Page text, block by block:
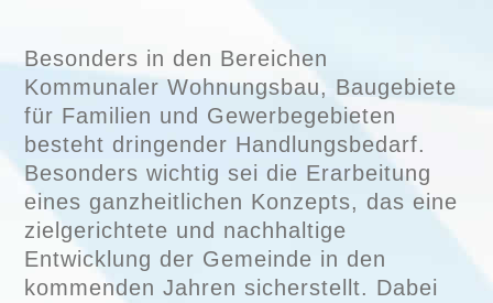
Besonders in den Bereichen
Kommunaler Wohnungsbau, Baugebiete
für Familien und Gewerbegebieten
besteht dringender Handlungsbedarf.
Besonders wichtig sei die Erarbeitung
eines ganzheitlichen Konzepts, das eine
zielgerichtete und nachhaltige
Entwicklung der Gemeinde in den
kommenden Jahren sicherstellt. Dabei